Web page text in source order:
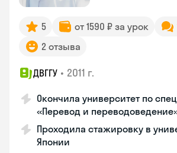
5 от 1590 ₽ за урок
2 отзыва
ДВГГУ • 2011 г.
Окончила университет по
«Перевод и
Проходила стажировку в
Японии